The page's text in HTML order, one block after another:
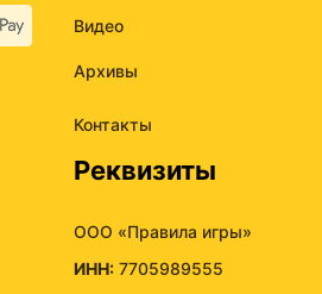
Видео
Архивы
Контакты
Реквизиты
ООО «Правила игры»
ИНН: 7705989555